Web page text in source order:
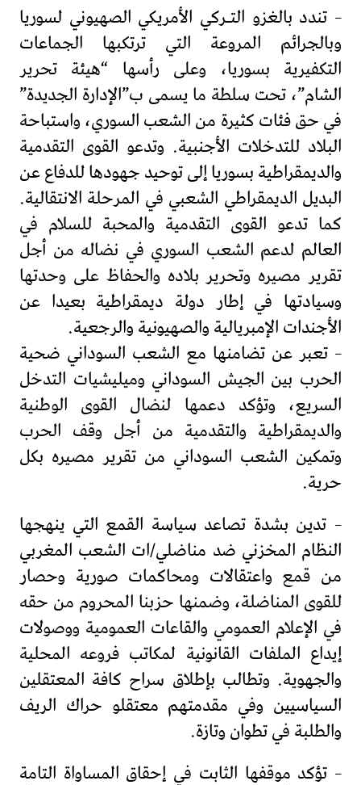
– تندد بالغزو التـركي الأمريكي الصهيوني لسوريا
وبالجرائم المروعة التي ترتكبها الجماعات
التكفيرية بسوريا، وعلى رأسها “هيئة تحرير
الشام”، تحت سلطة ما يسمى ب”الإدارة الجديدة”
في حق فئات كثيرة من الشعب السوري، واستباحة
البلاد للتدخلات الأجنبية. وتدعو القوى التقدمية
والديمقراطية بسوريا إلى توحيد جهودها للدفاع عن
البديل الديمقراطي الشعبي في المرحلة الانتقالية.
كما تدعو القوى التقدمية والمحبة للسلام في
العالم لدعم الشعب السوري في نضاله من أجل
تقرير مصيره وتحرير بلاده والحفاظ على وحدتها
وسيادتها في إطار دولة ديمقراطية بعيدا عن
الأجندات الإمبريالية والصهيونية والرجعية.
– تعبر عن تضامنها مع الشعب السوداني ضحية
الحرب بين الجيش السوداني وميليشيات التدخل
السريع، وتؤكد دعمها لنضال القوى الوطنية
والديمقراطية والتقدمية من أجل وقف الحرب
وتمكين الشعب السوداني من تقرير مصيره بكل
حرية.
– تدين بشدة تصاعد سياسة القمع التي ينهجها
النظام المخزني ضد مناضلي/ات الشعب المغربي
من قمع واعتقالات ومحاكمات صورية وحصار
للقوى المناضلة، وضمنها حزبنا المحروم من حقه
في الإعلام العمومي والقاعات العمومية ووصولات
إيداع الملفات القانونية لمكاتب فروعه المحلية
والجهوية. وتطالب بإطلاق سراح كافة المعتقلين
السياسيين وفي مقدمتهم معتقلو حراك الريف
والطلبة في تطوان وتازة.
– تؤكد موقفها الثابت في إحقاق المساواة التامة